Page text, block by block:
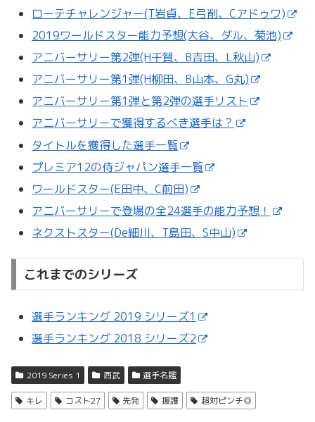
ローテチャレンジャー(T岩貞、E弓削、Cアドゥワ)
2019ワールドスター能力予想(大谷、ダル、菊池)
アニバーサリー第2弾(H千賀、B吉田、L秋山)
アニバーサリー第1弾(H柳田、B山本、G丸)
アニバーサリー第1弾と第2弾の選手リスト
アニバーサリーで獲得するべき選手は？
タイトルを獲得した選手一覧
プレミア12の侍ジャパン選手一覧
ワールドスター(E田中、C前田)
アニバーサリーで登場の全24選手の能力予想！
ネクストスター(De細川、T島田、S中山)
これまでのシリーズ
選手ランキング 2019 シリーズ1
選手ランキング 2018 シリーズ2
2019 Series 1 西武 選手名鑑
キレ コスト27 先発 援護 超対ピンチ◎